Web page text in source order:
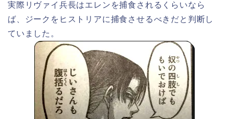
実際リヴァイ兵長はエレンを捕食されるくらいなら
ば、ジークをヒストリアに捕食させるべきだと判断し
ていました。